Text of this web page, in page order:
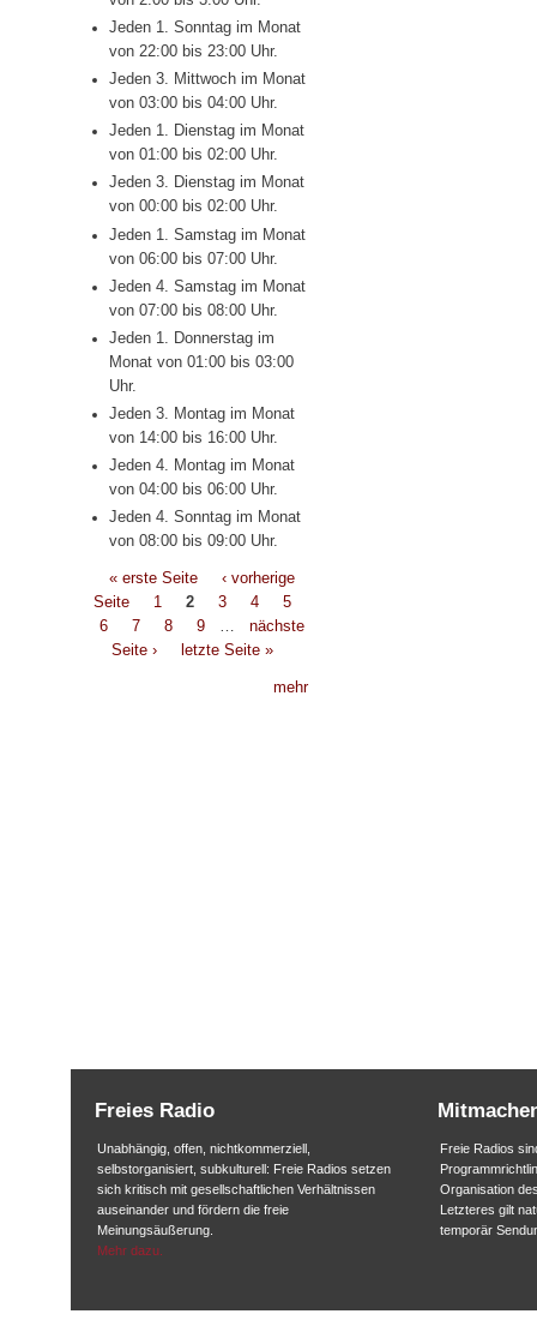
Jeden 1. Sonntag im Monat
von 22:00 bis 23:00 Uhr.
Jeden 3. Mittwoch im Monat
von 03:00 bis 04:00 Uhr.
Jeden 1. Dienstag im Monat
von 01:00 bis 02:00 Uhr.
Jeden 3. Dienstag im Monat
von 00:00 bis 02:00 Uhr.
Jeden 1. Samstag im Monat
von 06:00 bis 07:00 Uhr.
Jeden 4. Samstag im Monat
von 07:00 bis 08:00 Uhr.
Jeden 1. Donnerstag im
Monat von 01:00 bis 03:00
Uhr.
Jeden 3. Montag im Monat
von 14:00 bis 16:00 Uhr.
Jeden 4. Montag im Monat
von 04:00 bis 06:00 Uhr.
Jeden 4. Sonntag im Monat
von 08:00 bis 09:00 Uhr.
Seiten
« erste Seite
‹ vorherige
Seite
1 2 3 4
5
6
7 8 9 …
nächste
Seite ›
letzte Seite »
mehr
Freies Radio
Unabhängig, offen, nichtkommerziell,
selbstorganisiert, subkulturell: Freie Radios setzen
sich kritisch mit gesellschaftlichen Verhältnissen
auseinander und fördern die freie
Meinungsäußerung.
Mehr dazu.
Freie Radios
Organisation
Letzteres gilt
temporär